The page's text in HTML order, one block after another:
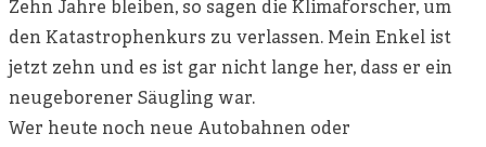
Zehn Jahre bleiben, so sagen die Klimaforscher, um
den Katastrophenkurs zu verlassen. Mein Enkel ist
jetzt zehn und es ist gar nicht lange her, dass er ein
neugeborener Säugling war.
Wer heute noch neue Autobahnen oder